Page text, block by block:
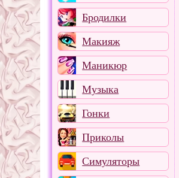
Бродилки
Макияж
Маникюр
Музыка
Гонки
Приколы
Симуляторы